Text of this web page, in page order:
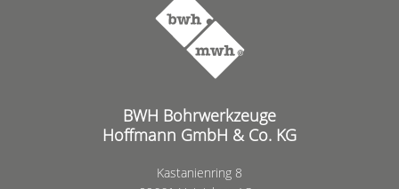
BWH Bohrwerkzeuge
Hoffmann GmbH & Co. KG
Kastanienring 8